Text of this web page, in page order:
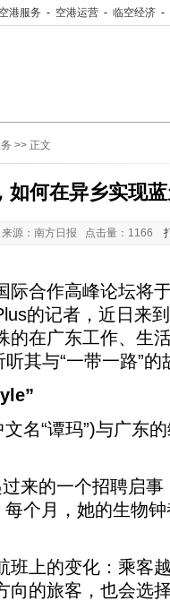
空港服务 - 空港运营 - 临空经济 -
>> 正文
如何在异乡实现
源：南方日报 点击量： 1166
合作高峰论坛将
的记者，近日来
的在广东工作、生
其与“一带一路”的
“谭玛”)与广东的
的一个招聘启事
每个月，她的生物
上的变化：乘客
向的旅客，也会选